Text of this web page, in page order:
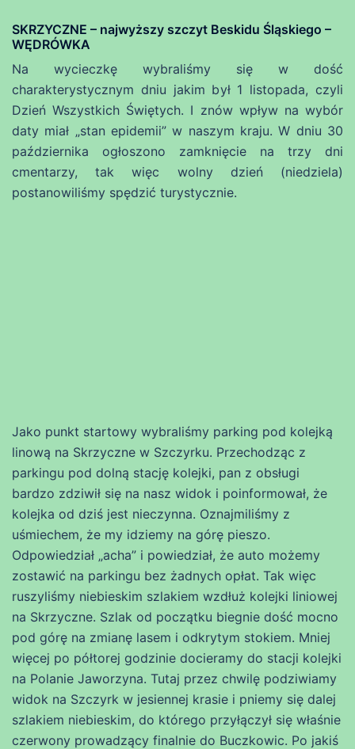
SKRZYCZNE – najwyższy szczyt Beskidu Śląskiego –
WĘDRÓWKA
Na wycieczkę wybraliśmy się w dość
charakterystycznym dniu jakim był 1 listopada, czyli
Dzień Wszystkich Świętych. I znów wpływ na wybór
daty miał „stan epidemii” w naszym kraju. W dniu 30
października ogłoszono zamknięcie na trzy dni
cmentarzy, tak więc wolny dzień (niedziela)
postanowiliśmy spędzić turystycznie.
Jako punkt startowy wybraliśmy parking pod kolejką
linową na Skrzyczne w Szczyrku. Przechodząc z
parkingu pod dolną stację kolejki, pan z obsługi
bardzo zdziwił się na nasz widok i poinformował, że
kolejka od dziś jest nieczynna. Oznajmiliśmy z
uśmiechem, że my idziemy na górę pieszo.
Odpowiedział „acha” i powiedział, że auto możemy
zostawić na parkingu bez żadnych opłat. Tak więc
ruszyliśmy niebieskim szlakiem wzdłuż kolejki liniowej
na Skrzyczne. Szlak od początku biegnie dość mocno
pod górę na zmianę lasem i odkrytym stokiem. Mniej
więcej po półtorej godzinie docieramy do stacji kolejki
na Polanie Jaworzyna. Tutaj przez chwilę podziwiamy
widok na Szczyrk w jesiennej krasie i pniemy się dalej
szlakiem niebieskim, do którego przyłączył się właśnie
czerwony prowadzący finalnie do Buczkowic. Po jakiś